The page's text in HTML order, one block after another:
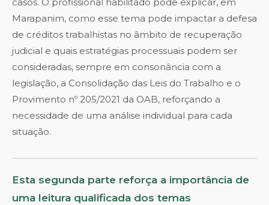
Marapanim, como esse tema pode impactar a defesa
de créditos trabalhistas no âmbito de recuperação
judicial e quais estratégias processuais podem ser
consideradas, sempre em consonância com a
legislação, a Consolidação das Leis do Trabalho e o
Provimento nº 205/2021 da OAB, reforçando a
necessidade de uma análise individual para cada
situação.
Esta segunda parte reforça a importância de
uma leitura qualificada dos temas